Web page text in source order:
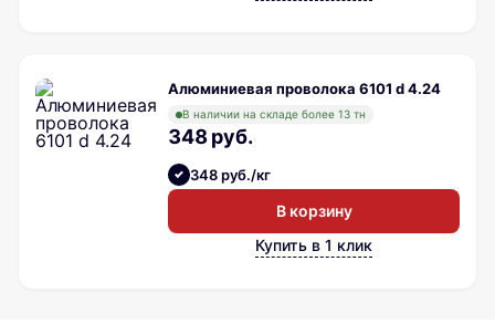
Алюминиевая проволока 6101 d 4.24
В наличии на складе более 13 тн
348 руб.
348 руб./кг
В корзину
Купить в 1 клик